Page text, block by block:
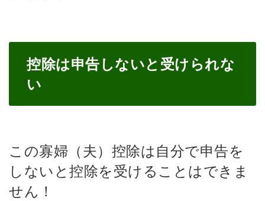
控除は申告しないと受けられな
い
この寡婦（夫）控除は自分で申告を
しないと控除を受けることはできま
せん！